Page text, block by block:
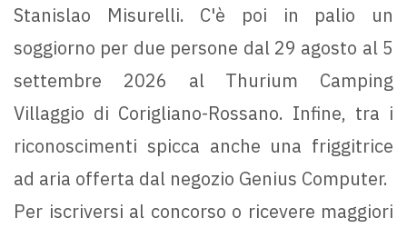
Stanislao Misurelli. C'è poi in palio un
soggiorno per due persone dal 29 agosto al 5
settembre 2026 al Thurium Camping
Villaggio di Corigliano-Rossano. Infine, tra i
riconoscimenti spicca anche una friggitrice
ad aria offerta dal negozio Genius Computer.
Per iscriversi al concorso o ricevere maggiori